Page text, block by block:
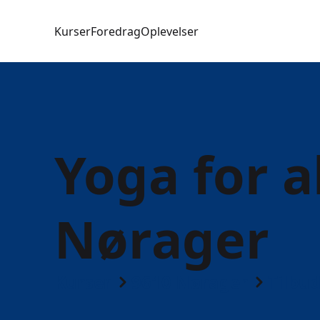
KurserForedragOplevelser
Yoga for
Nørager